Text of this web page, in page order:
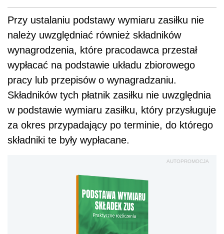
Przy ustalaniu podstawy wymiaru zasiłku nie
należy uwzględniać również składników
wynagrodzenia, które pracodawca przestał
wypłacać na podstawie układu zbiorowego
pracy lub przepisów o wynagradzaniu.
Składników tych płatnik zasiłku nie uwzględnia
w podstawie wymiaru zasiłku, który przysługuje
za okres przypadający po terminie, do którego
składniki te były wypłacane.
AUTOPROMOCJA